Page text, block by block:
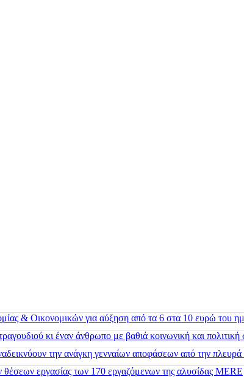
& Οικονομικών για αύξηση από τα 6 στα 10 ευρώ του
κι έναν άνθρωπο με βαθιά κοινωνική και πολιτική
την ανάγκη γενναίων αποφάσεων από την πλευρά
εργασίας των 170 εργαζόμενων της αλυσίδας MERE